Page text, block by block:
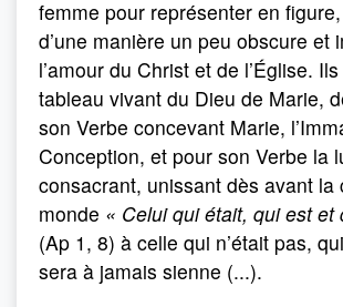
femme pour représenter en figure,
d’une manière un peu obscure et
l’amour du Christ et de l’Église.
tableau vivant du Dieu de Marie,
son Verbe concevant Marie,
Conception, et pour son Verbe la
consacrant, unissant dès avant la
monde « Celui qui était, qui est et
(Ap 1, 8) à celle qui n’était pas,
sera à jamais sienne (...).